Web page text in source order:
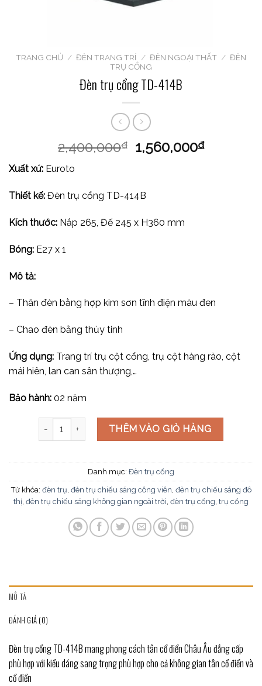
TRANG CHỦ / ĐÈN TRANG TRÍ / ĐÈN NGOẠI THẤT / ĐÈN
TRỤ CỔNG
Đèn trụ cổng TD-414B
2,400,000₫ 1,560,000₫
Xuất xứ: Euroto
Thiết kế: Đèn trụ cổng TD-414B
Kích thước: Nắp 265, Đế 245 x H360 mm
Bóng: E27 x 1
Mô tả:
– Thân đèn bằng hợp kim sơn tĩnh điện màu đen
– Chao đèn bằng thủy tinh
Ứng dụng: Trang trí trụ cột cổng, trụ cột hàng rào, cột
mái hiên, lan can sân thượng,…
Bảo hành: 02 năm
Đèn trụ cổng TD-414B số lượngTHÊM VÀO GIỎ HÀNG
Danh mục: Đèn trụ cổng
Từ khóa: đèn trụ đèn trụ chiếu sáng công viên đèn trụ chiếu sáng đô
thị đèn trụ chiếu sáng không gian ngoài trời đèn trụ cổng trụ cổng
MÔ TẢ
ĐÁNH GIÁ (0)
Đèn trụ cổng TD-414B mang phong cách tân cổ điển Châu Âu đẳng cấp
phù hợp với kiểu dáng sang trọng phù hợp cho cả không gian tân cổ điển và
cổ điển